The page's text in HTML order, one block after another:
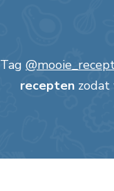
Tag
recepten zodat